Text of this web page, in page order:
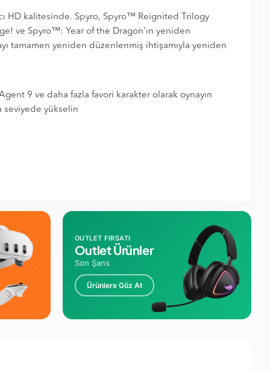
HD kalitesinde. Spyro, Spyro™ Reignited Trilogy
ve Spyro™: Year of the Dragon'ın yeniden
tamamen yeniden düzenlenmiş ihtişamıyla yeniden
9 ve daha fazla favori karakter olarak oynayın
seviyede yükselin
OUTLET FIRSATI
Outlet Ürünler
Son Şans
Ürünlere Göz At